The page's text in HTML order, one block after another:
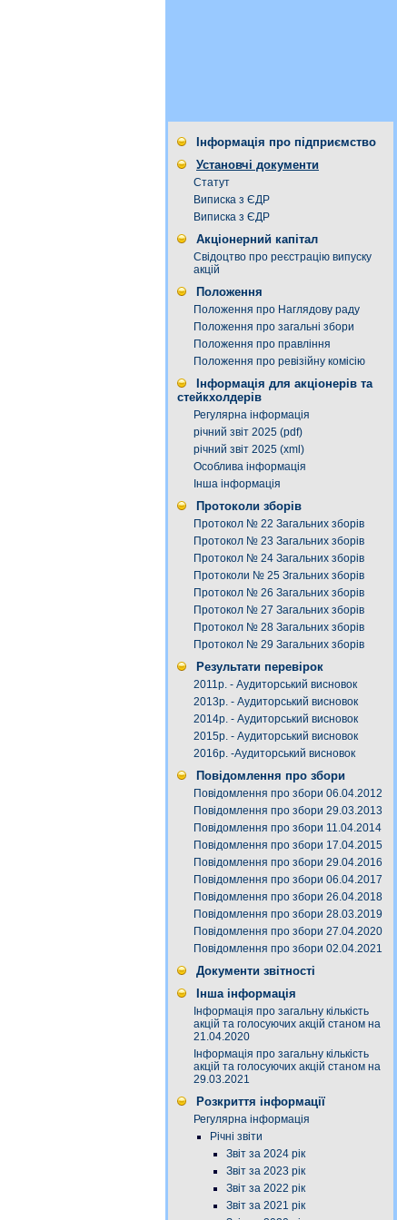
Інформація про підприємство
Установчі документи
Статут
Виписка з ЄДР
Виписка з ЄДР
Акціонерний капітал
Свідоцтво про реєстрацію випуску
акцій
Положення
Положення про Наглядову раду
Положення про загальні збори
Положення про правління
Положення про ревізійну комісію
Інформація для акціонерів та
стейкхолдерів
Регулярна інформація
річний звіт 2025 (pdf)
річний звіт 2025 (xml)
Особлива інформація
Інша інформація
Протоколи зборів
Протокол № 22 Загальних зборів
Протокол № 23 Загальних зборів
Протокол № 24 Загальних зборів
Протоколи № 25 Згальних зборів
Протокол № 26 Загальних зборів
Протокол № 27 Загальних зборів
Протокол № 28 Загальних зборів
Протокол № 29 Загальних зборів
Результати перевірок
2011р. - Аудиторський висновок
2013р. - Аудиторський висновок
2014р. - Аудиторський висновок
2015р. - Аудиторський висновок
2016р. -Аудиторський висновок
Повідомлення про збори
Повідомлення про збори 06.04.2012
Повідомлення про збори 29.03.2013
Повідомлення про збори 11.04.2014
Повідомлення про збори 17.04.2015
Повідомлення про збори 29.04.2016
Повідомлення про збори 06.04.2017
Повідомлення про збори 26.04.2018
Повідомлення про збори 28.03.2019
Повідомлення про збори 27.04.2020
Повідомлення про збори 02.04.2021
Документи звітності
Інша інформація
Інформація про загальну кількість
акцій та голосуючих акцій станом на
21.04.2020
Інформація про загальну кількість
акцій та голосуючих акцій станом на
29.03.2021
Розкриття інформації
Регулярна інформація
Річні звіти
Звіт за 2024 рік
Звіт за 2023 рік
Звіт за 2022 рік
Звіт за 2021 рік